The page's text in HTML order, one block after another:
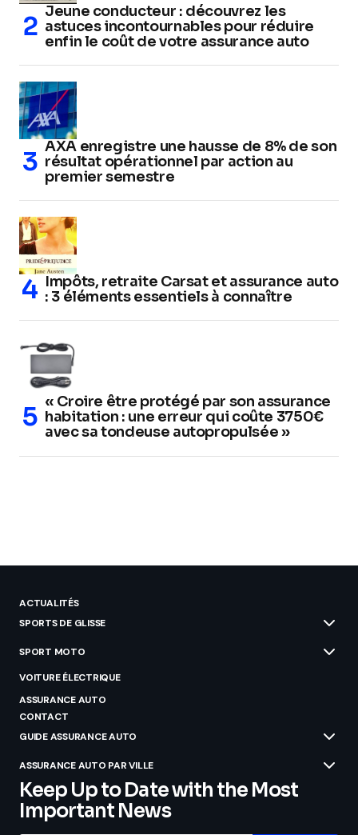
Jeune conducteur : découvrez les
astuces incontournables pour réduire
enfin le coût de votre assurance auto
AXA enregistre une hausse de 8% de son
résultat opérationnel par action au
premier semestre
Impôts, retraite Carsat et assurance auto
: 3 éléments essentiels à connaître
« Croire être protégé par son assurance
habitation : une erreur qui coûte 3750€
avec sa tondeuse autopropulsée »
ACTUALITÉS
SPORTS DE GLISSE
SPORT MOTO
VOITURE ÉLECTRIQUE
ASSURANCE AUTO
CONTACT
GUIDE ASSURANCE AUTO
ASSURANCE AUTO PAR VILLE
Keep Up to Date with the Most
Important News